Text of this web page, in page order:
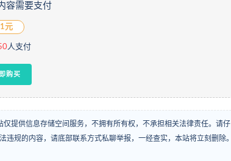
容需要支付
1元
人支付
购买
提供信息存储空间服务，不拥有所有权，不承担相关法律责任。请仔
规的内容，请底部联系方式私聊举报，一经查实，本站将立刻删除。